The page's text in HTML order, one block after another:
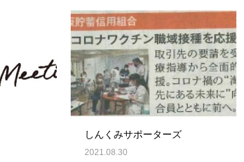
しんくみサポーターズ
2021.08.30